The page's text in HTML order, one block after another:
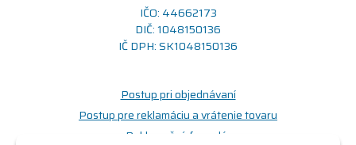
IČO: 44662173
DIČ: 1048150136
IČ DPH: SK1048150136
Postup pri objednávaní
Postup pre reklamáciu a vrátenie tovaru
Reklamačný formulár